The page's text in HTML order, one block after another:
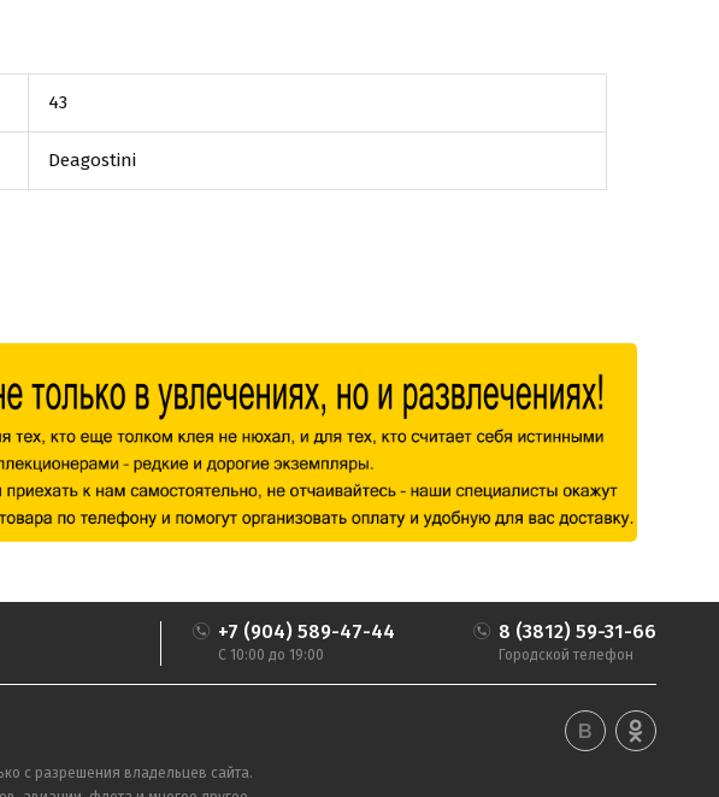
43
Deagostini
+7 (904) 589-47-44
С 10:00 до 19:00
8 (3812) 59-31-66
Городской телефон
с разрешения владельцев сайта.